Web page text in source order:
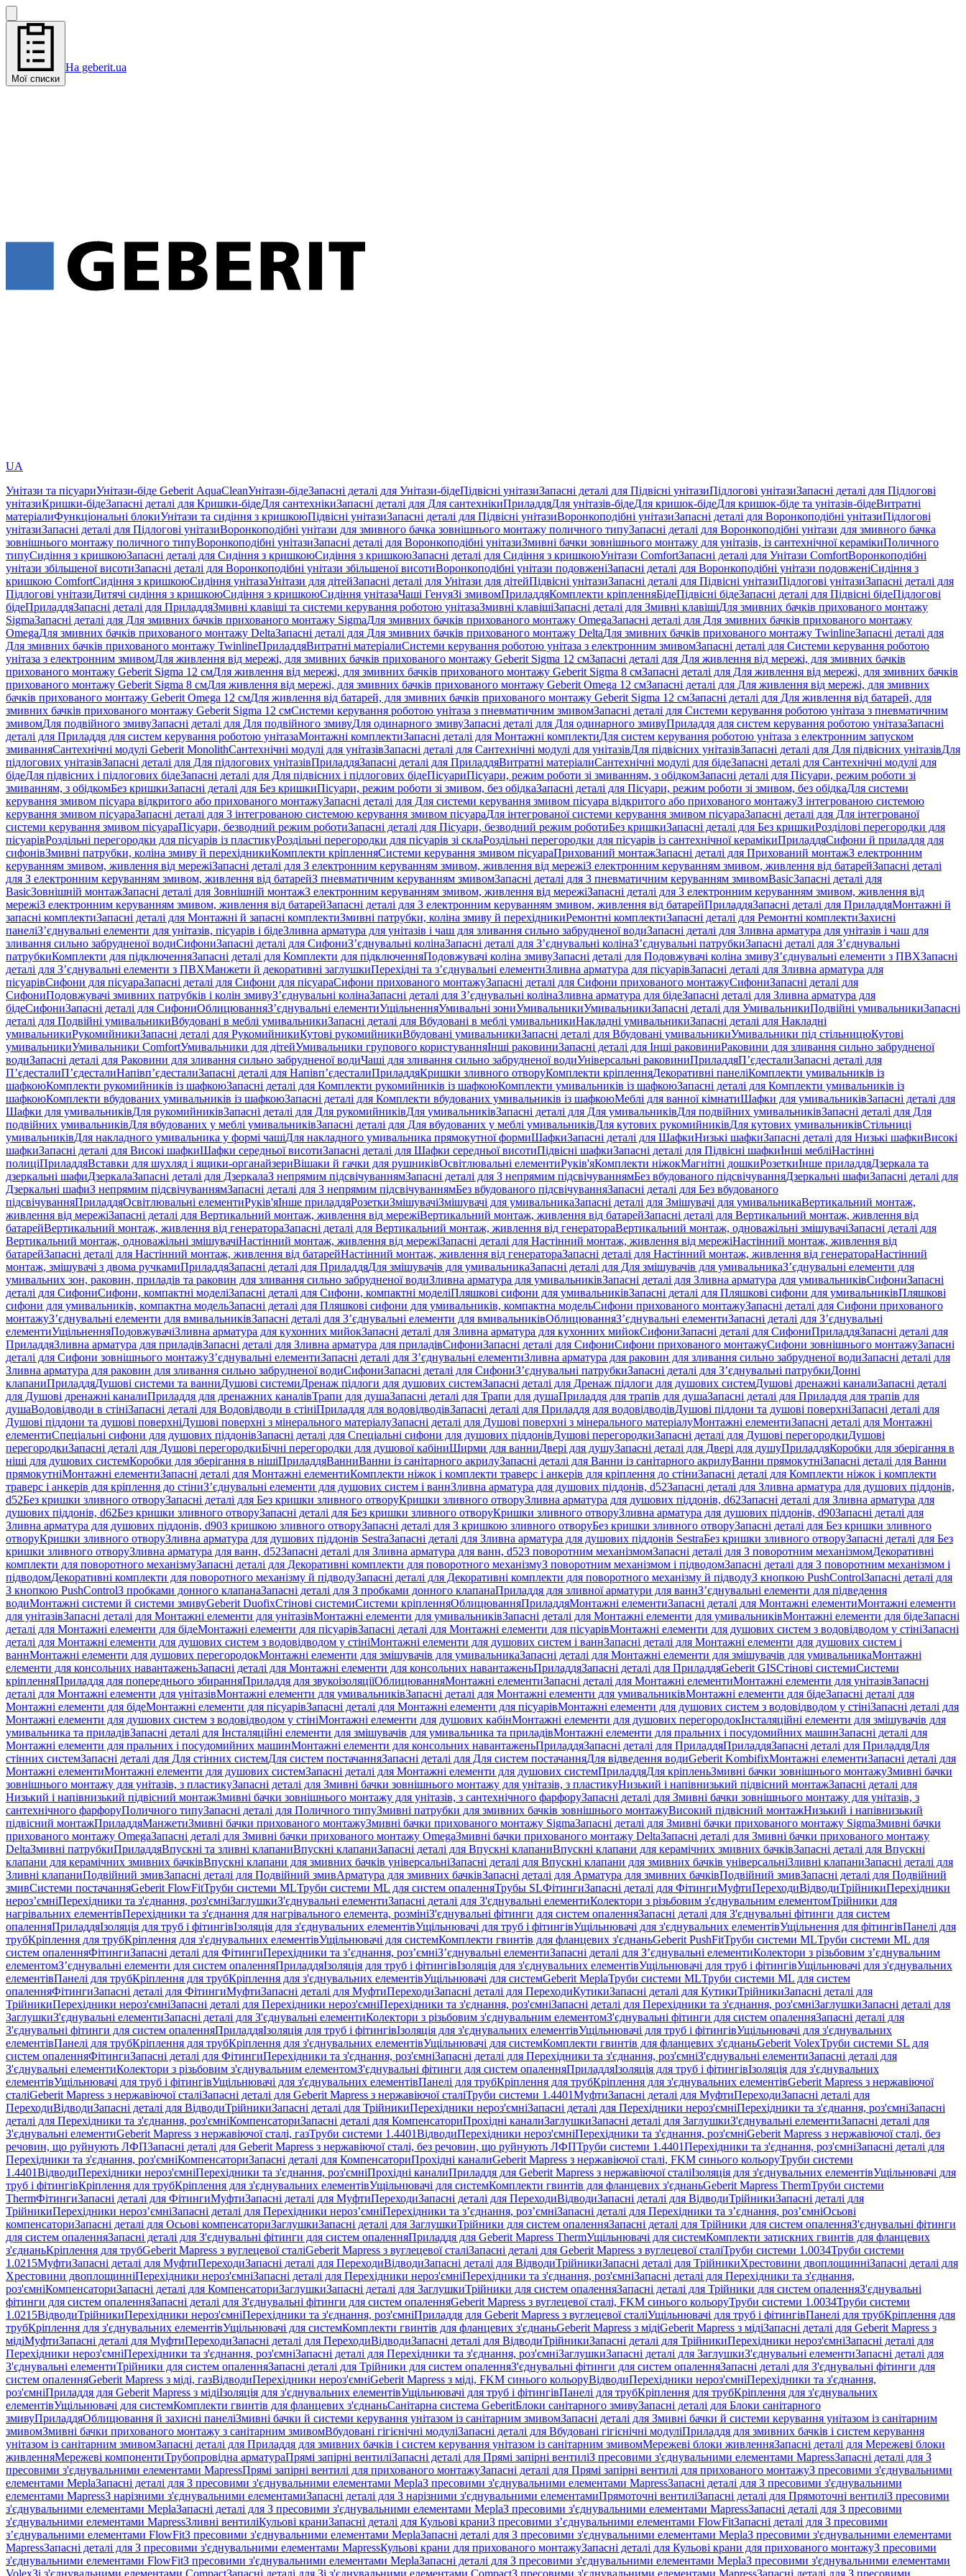
Мої списки
На geberit.ua
UA
Унітази та пісуариУнітази-біде Geberit AquaCleanУнітази-бідеЗапасні деталі для Унітази-бідеПідвісні унітазиЗапасні деталі для Підвісні унітазиПідлогові унітазиЗапасні деталі для Підлогові
унітазиКришки-бідеЗапасні деталі для Кришки-бідеДля сантехнікиЗапасні деталі для Для сантехнікиПриладдяДля унітазів-бідеДля кришок-бідеДля кришок-біде та унітазів-бідеВитратні
матеріалиФункціональні блокиУнітази та сидіння з кришкоюПідвісні унітазиЗапасні деталі для Підвісні унітазиВоронкоподібні унітазиЗапасні деталі для Воронкоподібні унітазиПідлогові
унітазиЗапасні деталі для Підлогові унітазиВоронкоподібні унітази для змивного бачка зовнішнього монтажу поличного типуЗапасні деталі для Воронкоподібні унітази для змивного бачка
зовнішнього монтажу поличного типуВоронкоподібні унітазиЗапасні деталі для Воронкоподібні унітазиЗмивні бачки зовнішнього монтажу для унітазів, із сантехнічної керамікиПоличного
типуСидіння з кришкоюЗапасні деталі для Сидіння з кришкоюСидіння з кришкоюЗапасні деталі для Сидіння з кришкоюУнітази ComfortЗапасні деталі для Унітази ComfortВоронкоподібні
унітази збільшеної висотиЗапасні деталі для Воронкоподібні унітази збільшеної висотиВоронкоподібні унітази подовженіЗапасні деталі для Воронкоподібні унітази подовженіСидіння з
кришкою ComfortСидіння з кришкоюСидіння унітазаУнітази для дітейЗапасні деталі для Унітази для дітейПідвісні унітазиЗапасні деталі для Підвісні унітазиПідлогові унітазиЗапасні деталі для
Підлогові унітазиДитячі сидіння з кришкоюСидіння з кришкоюСидіння унітазаЧаші ГенуяЗі змивомПриладдяКомплекти кріпленняБідеПідвісні бідеЗапасні деталі для Підвісні бідеПідлогові
бідеПриладдяЗапасні деталі для ПриладдяЗмивні клавіші та системи керування роботою унітазаЗмивні клавішіЗапасні деталі для Змивні клавішіДля змивних бачків прихованого монтажу
SigmaЗапасні деталі для Для змивних бачків прихованого монтажу SigmaДля змивних бачків прихованого монтажу OmegaЗапасні деталі для Для змивних бачків прихованого монтажу
OmegaДля змивних бачків прихованого монтажу DeltaЗапасні деталі для Для змивних бачків прихованого монтажу DeltaДля змивних бачків прихованого монтажу TwinlineЗапасні деталі для
Для змивних бачків прихованого монтажу TwinlineПриладдяВитратні матеріалиСистеми керування роботою унітаза з електронним змивомЗапасні деталі для Системи керування роботою
унітаза з електронним змивомДля живлення від мережі, для змивних бачків прихованого монтажу Geberit Sigma 12 смЗапасні деталі для Для живлення від мережі, для змивних бачків
прихованого монтажу Geberit Sigma 12 смДля живлення від мережі, для змивних бачків прихованого монтажу Geberit Sigma 8 смЗапасні деталі для Для живлення від мережі, для змивних бачків
прихованого монтажу Geberit Sigma 8 смДля живлення від мережі, для змивних бачків прихованого монтажу Geberit Omega 12 смЗапасні деталі для Для живлення від мережі, для змивних
бачків прихованого монтажу Geberit Omega 12 смДля живлення від батарей, для змивних бачків прихованого монтажу Geberit Sigma 12 смЗапасні деталі для Для живлення від батарей, для
змивних бачків прихованого монтажу Geberit Sigma 12 смСистеми керування роботою унітаза з пневматичним змивомЗапасні деталі для Системи керування роботою унітаза з пневматичним
змивомДля подвійного змивуЗапасні деталі для Для подвійного змивуДля одинарного змивуЗапасні деталі для Для одинарного змивуПриладдя для систем керування роботою унітазаЗапасні
деталі для Приладдя для систем керування роботою унітазаМонтажні комплектиЗапасні деталі для Монтажні комплектиДля систем керування роботою унітаза з електронним запуском
змиванняСантехнічні модулі Geberit MonolithСантехнічні модулі для унітазівЗапасні деталі для Сантехнічні модулі для унітазівДля підвісних унітазівЗапасні деталі для Для підвісних унітазівДля
підлогових унітазівЗапасні деталі для Для підлогових унітазівПриладдяЗапасні деталі для ПриладдяВитратні матеріалиСантехнічні модулі для бідеЗапасні деталі для Сантехнічні модулі для
бідеДля підвісних і підлогових бідеЗапасні деталі для Для підвісних і підлогових бідеПісуариПісуари, режим роботи зі змиванням, з обідкомЗапасні деталі для Пісуари, режим роботи зі
змиванням, з обідкомБез кришкиЗапасні деталі для Без кришкиПісуари, режим роботи зі змивом, без обідкаЗапасні деталі для Пісуари, режим роботи зі змивом, без обідкаДля системи
керування змивом пісуара відкритого або прихованого монтажуЗапасні деталі для Для системи керування змивом пісуара відкритого або прихованого монтажуЗ інтегрованою системою
керування змивом пісуараЗапасні деталі для З інтегрованою системою керування змивом пісуараДля інтегрованої системи керування змивом пісуараЗапасні деталі для Для інтегрованої
системи керування змивом пісуараПісуари, безводний режим роботиЗапасні деталі для Пісуари, безводний режим роботиБез кришкиЗапасні деталі для Без кришкиРозділові перегородки для
пісуарівРоздільні перегородки для пісуарів із пластикуРоздільні перегородки для пісуарів зі склаРоздільні перегородки для пісуарів із сантехнічної керамікиПриладдяСифони й приладдя для
сифонівЗмивні патрубки, коліна змиву й перехідникиКомплекти кріпленняСистеми керування змивом пісуараПрихований монтажЗапасні деталі для Прихований монтажЗ електронним
керуванням змивом, живлення від мережіЗапасні деталі для З електронним керуванням змивом, живлення від мережіЗ електронним керуванням змивом, живлення від батарейЗапасні деталі
для З електронним керуванням змивом, живлення від батарейЗ пневматичним керуванням змивомЗапасні деталі для З пневматичним керуванням змивомBasicЗапасні деталі для
BasicЗовнішній монтажЗапасні деталі для Зовнішній монтажЗ електронним керуванням змивом, живлення від мережіЗапасні деталі для З електронним керуванням змивом, живлення від
мережіЗ електронним керуванням змивом, живлення від батарейЗапасні деталі для З електронним керуванням змивом, живлення від батарейПриладдяЗапасні деталі для ПриладдяМонтажні й
запасні комплектиЗапасні деталі для Монтажні й запасні комплектиЗмивні патрубки, коліна змиву й перехідникиРемонтні комплектиЗапасні деталі для Ремонтні комплектиЗахисні
панеліЗ’єднувальні елементи для унітазів, пісуарів і бідеЗливна арматура для унітазів і чаш для зливання сильно забрудненої водиЗапасні деталі для Зливна арматура для унітазів і чаш для
зливання сильно забрудненої водиСифониЗапасні деталі для СифониЗ’єднувальні колінаЗапасні деталі для З’єднувальні колінаЗ’єднувальні патрубкиЗапасні деталі для З’єднувальні
патрубкиКомплекти для підключенняЗапасні деталі для Комплекти для підключенняПодовжувачі коліна змивуЗапасні деталі для Подовжувачі коліна змивуЗ’єднувальні елементи з ПВХЗапасні
деталі для З’єднувальні елементи з ПВХМанжети й декоративні заглушкиПерехідні та з’єднувальні елементиЗливна арматура для пісуарівЗапасні деталі для Зливна арматура для
пісуарівСифони для пісуараЗапасні деталі для Сифони для пісуараСифони прихованого монтажуЗапасні деталі для Сифони прихованого монтажуСифониЗапасні деталі для
СифониПодовжувачі змивних патрубків і колін змивуЗ’єднувальні колінаЗапасні деталі для З’єднувальні колінаЗливна арматура для бідеЗапасні деталі для Зливна арматура для
бідеСифониЗапасні деталі для СифониОблицюванняЗ’єднувальні елементиУщільненняУмивальні зониУмивальникиУмивальникиЗапасні деталі для УмивальникиПодвійні умивальникиЗапасні
деталі для Подвійні умивальникиВбудовані в меблі умивальникиЗапасні деталі для Вбудовані в меблі умивальникиНакладні умивальникиЗапасні деталі для Накладні
умивальникиРукомийникиЗапасні деталі для РукомийникиКутові рукомийникиВбудовані умивальникиЗапасні деталі для Вбудовані умивальникиУмивальники під стільницюКутові
умивальникиУмивальники ComfortУмивальники для дітейУмивальники групового користуванняІнші раковиниЗапасні деталі для Інші раковиниРаковини для зливання сильно забрудненої
водиЗапасні деталі для Раковини для зливання сильно забрудненої водиЧаші для зливання сильно забрудненої водиУніверсальні раковиниПриладдяП’єдесталиЗапасні деталі для
П’єдесталиП’єдесталиНапівп’єдесталиЗапасні деталі для Напівп’єдесталиПриладдяКришки зливного отворуКомплекти кріпленняДекоративні панеліКомплекти умивальників із
шафкоюКомплекти рукомийників із шафкоюЗапасні деталі для Комплекти рукомийників із шафкоюКомплекти умивальників із шафкоюЗапасні деталі для Комплекти умивальників із
шафкоюКомплекти вбудованих умивальників із шафкоюЗапасні деталі для Комплекти вбудованих умивальників із шафкоюМеблі для ванної кімнатиШафки для умивальниківЗапасні деталі для
Шафки для умивальниківДля рукомийниківЗапасні деталі для Для рукомийниківДля умивальниківЗапасні деталі для Для умивальниківДля подвійних умивальниківЗапасні деталі для Для
подвійних умивальниківДля вбудованих у меблі умивальниківЗапасні деталі для Для вбудованих у меблі умивальниківДля кутових рукомийниківДля кутових умивальниківСтільниці
умивальниківДля накладного умивальника у формі чашіДля накладного умивальника прямокутної формиШафкиЗапасні деталі для ШафкиНизькі шафкиЗапасні деталі для Низькі шафкиВисокі
шафкиЗапасні деталі для Високі шафкиШафки середньої висотиЗапасні деталі для Шафки середньої висотиПідвісні шафкиЗапасні деталі для Підвісні шафкиІнші мебліНастінні
полиціПриладдяВставки для шухляд і ящики-органайзериВішаки й гачки для рушниківОсвітлювальні елементиРуків'яКомплекти ніжокМагнітні дошкиРозеткиІнше приладдяДзеркала та
дзеркальні шафиДзеркалаЗапасні деталі для ДзеркалаЗ непрямим підсвічуваннямЗапасні деталі для З непрямим підсвічуваннямБез вбудованого підсвічуванняДзеркальні шафиЗапасні деталі для
Дзеркальні шафиЗ непрямим підсвічуваннямЗапасні деталі для З непрямим підсвічуваннямБез вбудованого підсвічуванняЗапасні деталі для Без вбудованого
підсвічуванняПриладдяОсвітлювальні елементиРуків'яІнше приладдяРозеткиЗмішувачіЗмішувачі для умивальникаЗапасні деталі для Змішувачі для умивальникаВертикальний монтаж,
живлення від мережіЗапасні деталі для Вертикальний монтаж, живлення від мережіВертикальний монтаж, живлення від батарейЗапасні деталі для Вертикальний монтаж, живлення від
батарейВертикальний монтаж, живлення від генератораЗапасні деталі для Вертикальний монтаж, живлення від генератораВертикальний монтаж, одноважільні змішувачіЗапасні деталі для
Вертикальний монтаж, одноважільні змішувачіНастінний монтаж, живлення від мережіЗапасні деталі для Настінний монтаж, живлення від мережіНастінний монтаж, живлення від
батарейЗапасні деталі для Настінний монтаж, живлення від батарейНастінний монтаж, живлення від генератораЗапасні деталі для Настінний монтаж, живлення від генератораНастінний
монтаж, змішувачі з двома ручкамиПриладдяЗапасні деталі для ПриладдяДля змішувачів для умивальникаЗапасні деталі для Для змішувачів для умивальникаЗ’єднувальні елементи для
умивальних зон, раковин, приладів та раковин для зливання сильно забрудненої водиЗливна арматура для умивальниківЗапасні деталі для Зливна арматура для умивальниківСифониЗапасні
деталі для СифониСифони, компактні моделіЗапасні деталі для Сифони, компактні моделіПляшкові сифони для умивальниківЗапасні деталі для Пляшкові сифони для умивальниківПляшкові
сифони для умивальників, компактна модельЗапасні деталі для Пляшкові сифони для умивальників, компактна модельСифони прихованого монтажуЗапасні деталі для Сифони прихованого
монтажуЗ’єднувальні елементи для вмивальниківЗапасні деталі для З’єднувальні елементи для вмивальниківОблицюванняЗ’єднувальні елементиЗапасні деталі для З’єднувальні
елементиУщільненняПодовжувачіЗливна арматура для кухонних мийокЗапасні деталі для Зливна арматура для кухонних мийокСифониЗапасні деталі для СифониПриладдяЗапасні деталі для
ПриладдяЗливна арматура для приладівЗапасні деталі для Зливна арматура для приладівСифониЗапасні деталі для СифониСифони прихованого монтажуСифони зовнішнього монтажуЗапасні
деталі для Сифони зовнішнього монтажуЗ’єднувальні елементиЗапасні деталі для З’єднувальні елементиЗливна арматура для раковин для зливання сильно забрудненої водиЗапасні деталі для
Зливна арматура для раковин для зливання сильно забрудненої водиСифониЗапасні деталі для СифониЗ’єднувальні патрубкиЗапасні деталі для З’єднувальні патрубкиДонні
клапаниПриладдяДушові системи та ванниДушові системиДренаж підлоги для душових системЗапасні деталі для Дренаж підлоги для душових системДушові дренажні каналиЗапасні деталі
для Душові дренажні каналиПриладдя для дренажних каналівТрапи для душаЗапасні деталі для Трапи для душаПриладдя для трапів для душаЗапасні деталі для Приладдя для трапів для
душаВодовідводи в стініЗапасні деталі для Водовідводи в стініПриладдя для водовідводівЗапасні деталі для Приладдя для водовідводівДушові піддони та душові поверхніЗапасні деталі для
Душові піддони та душові поверхніДушові поверхні з мінерального матеріалуЗапасні деталі для Душові поверхні з мінерального матеріалуМонтажні елементиЗапасні деталі для Монтажні
елементиСпеціальні сифони для душових піддонівЗапасні деталі для Спеціальні сифони для душових піддонівДушові перегородкиЗапасні деталі для Душові перегородкиДушові
перегородкиЗапасні деталі для Душові перегородкиБічні перегородки для душової кабіниШирми для ванниДвері для душуЗапасні деталі для Двері для душуПриладдяКоробки для зберігання в
ніші для душових системКоробки для зберігання в нішіПриладдяВанниВанни із санітарного акрилуЗапасні деталі для Ванни із санітарного акрилуВанни прямокутніЗапасні деталі для Ванни
прямокутніМонтажні елементиЗапасні деталі для Монтажні елементиКомплекти ніжок і комплекти траверс і анкерів для кріплення до стіниЗапасні деталі для Комплекти ніжок і комплекти
траверс і анкерів для кріплення до стіниЗ’єднувальні елементи для душових систем і ваннЗливна арматура для душових піддонів, d52Запасні деталі для Зливна арматура для душових піддонів,
d52Без кришки зливного отворуЗапасні деталі для Без кришки зливного отворуКришки зливного отворуЗливна арматура для душових піддонів, d62Запасні деталі для Зливна арматура для
душових піддонів, d62Без кришки зливного отворуЗапасні деталі для Без кришки зливного отворуКришки зливного отворуЗливна арматура для душових піддонів, d90Запасні деталі для
Зливна арматура для душових піддонів, d90З кришкою зливного отворуЗапасні деталі для З кришкою зливного отворуБез кришки зливного отворуЗапасні деталі для Без кришки зливного
отворуКришки зливного отворуЗливна арматура для душових піддонів SestraЗапасні деталі для Зливна арматура для душових піддонів SestraБез кришки зливного отворуЗапасні деталі для Без
кришки зливного отворуЗливна арматура для ванн, d52Запасні деталі для Зливна арматура для ванн, d52З поворотним механізмомЗапасні деталі для З поворотним механізмомДекоративні
комплекти для поворотного механізмуЗапасні деталі для Декоративні комплекти для поворотного механізмуЗ поворотним механізмом і підводомЗапасні деталі для З поворотним механізмом і
підводомДекоративні комплекти для поворотного механізму й підводуЗапасні деталі для Декоративні комплекти для поворотного механізму й підводуЗ кнопкою PushControlЗапасні деталі для
З кнопкою PushControlЗ пробками донного клапанаЗапасні деталі для З пробками донного клапанаПриладдя для зливної арматури для ваннЗ’єднувальні елементи для підведення
водиМонтажні системи й системи змивуGeberit DuofixСтінові системиСистеми кріпленняОблицюванняПриладдяМонтажні елементиЗапасні деталі для Монтажні елементиМонтажні елементи
для унітазівЗапасні деталі для Монтажні елементи для унітазівМонтажні елементи для умивальниківЗапасні деталі для Монтажні елементи для умивальниківМонтажні елементи для бідеЗапасні
деталі для Монтажні елементи для бідеМонтажні елементи для пісуарівЗапасні деталі для Монтажні елементи для пісуарівМонтажні елементи для душових систем з водовідводом у стініЗапасні
деталі для Монтажні елементи для душових систем з водовідводом у стініМонтажні елементи для душових систем і ваннЗапасні деталі для Монтажні елементи для душових систем і
ваннМонтажні елементи для душових перегородокМонтажні елементи для змішувачів для умивальникаЗапасні деталі для Монтажні елементи для змішувачів для умивальникаМонтажні
елементи для консольних навантаженьЗапасні деталі для Монтажні елементи для консольних навантаженьПриладдяЗапасні деталі для ПриладдяGeberit GISСтінові системиСистеми
кріпленняПриладдя для попереднього збиранняПриладдя для звукоізоляціїОблицюванняМонтажні елементиЗапасні деталі для Монтажні елементиМонтажні елементи для унітазівЗапасні
деталі для Монтажні елементи для унітазівМонтажні елементи для умивальниківЗапасні деталі для Монтажні елементи для умивальниківМонтажні елементи для бідеЗапасні деталі для
Монтажні елементи для бідеМонтажні елементи для пісуарівЗапасні деталі для Монтажні елементи для пісуарівМонтажні елементи для душових систем з водовідводом у стініЗапасні деталі для
Монтажні елементи для душових систем з водовідводом у стініМонтажні елементи для душових кабінМонтажні елементи для душових перегородокІнсталяційні елементи для змішувачів для
умивальника та приладівЗапасні деталі для Інсталяційні елементи для змішувачів для умивальника та приладівМонтажні елементи для пральних і посудомийних машинЗапасні деталі для
Монтажні елементи для пральних і посудомийних машинМонтажні елементи для консольних навантаженьПриладдяЗапасні деталі для ПриладдяПриладдяЗапасні деталі для ПриладдяДля
стінних системЗапасні деталі для Для стінних системДля систем постачанняЗапасні деталі для Для систем постачанняДля відведення водиGeberit KombifixМонтажні елементиЗапасні деталі для
Монтажні елементиМонтажні елементи для душових системЗапасні деталі для Монтажні елементи для душових системПриладдяДля кріпленьЗмивні бачки зовнішнього монтажуЗмивні бачки
зовнішнього монтажу для унітазів, з пластикуЗапасні деталі для Змивні бачки зовнішнього монтажу для унітазів, з пластикуНизький і напівнизький підвісний монтажЗапасні деталі для
Низький і напівнизький підвісний монтажЗмивні бачки зовнішнього монтажу для унітазів, з сантехнічного фарфоруЗапасні деталі для Змивні бачки зовнішнього монтажу для унітазів, з
сантехнічного фарфоруПоличного типуЗапасні деталі для Поличного типуЗмивні патрубки для змивних бачків зовнішнього монтажуВисокий підвісний монтажНизький і напівнизький
підвісний монтажПриладдяМанжетиЗмивні бачки прихованого монтажуЗмивні бачки прихованого монтажу SigmaЗапасні деталі для Змивні бачки прихованого монтажу SigmaЗмивні бачки
прихованого монтажу OmegaЗапасні деталі для Змивні бачки прихованого монтажу OmegaЗмивні бачки прихованого монтажу DeltaЗапасні деталі для Змивні бачки прихованого монтажу
DeltaЗмивні патрубкиПриладдяВпускні та зливні клапаниВпускні клапаниЗапасні деталі для Впускні клапаниВпускні клапани для керамічних змивних бачківЗапасні деталі для Впускні
клапани для керамічних змивних бачківВпускні клапани для змивних бачків універсальніЗапасні деталі для Впускні клапани для змивних бачків універсальніЗливні клапаниЗапасні деталі для
Зливні клапаниПодвійний змивЗапасні деталі для Подвійний змивАрматура для змивних бачкiвЗапасні деталі для Арматура для змивних бачкiвПодвійний змивЗапасні деталі для Подвійний
змивСистеми постачанняGeberit FlowFitТруби системи MLТруби системи ML для систем опаленняТрубы SLФітингиЗапасні деталі для ФітингиМуфтиПереходиВідводиТрійникиПерехідники
нероз’ємніПерехідники та з'єднання, роз'ємніЗаглушкиЗ'єднувальні елементиЗапасні деталі для З'єднувальні елементиКолектори з різьбовим з'єднувальним елементомТрійники для
нагрівальних елементівПерехідники та з'єднання для нагрівального елемента, розмініЗ'єднувальні фітинги для систем опаленняЗапасні деталі для З'єднувальні фітинги для систем
опаленняПриладдяІзоляція для труб і фітингівІзоляція для з'єднувальних елементівУщільнювачі для труб і фітингівУщільнювачі для з'єднувальних елементівУщільнення для фітингівПанелі для
трубКріплення для трубКріплення для з'єднувальних елементівУщільнювачі для системКомплекти гвинтів для фланцевих з'єднаньGeberit PushFitТруби системи MLТруби системи ML для
систем опаленняФітингиЗапасні деталі для ФітингиПерехідники та з’єднання, роз’ємніЗ’єднувальні елементиЗапасні деталі для З’єднувальні елементиКолектори з різьбовим з’єднувальним
елементомЗ’єднувальні елементи для систем опаленняПриладдяІзоляція для труб і фітингівІзоляція для з'єднувальних елементівУщільнювачі для труб і фітингівУщільнювачі для з'єднувальних
елементівПанелі для трубКріплення для трубКріплення для з'єднувальних елементівУщільнювачі для системGeberit MeplaТруби системи MLТруби системи ML для систем
опаленняФітингиЗапасні деталі для ФітингиМуфтиЗапасні деталі для МуфтиПереходиЗапасні деталі для ПереходиКутикиЗапасні деталі для КутикиТрійникиЗапасні деталі для
ТрійникиПерехідники нероз'ємніЗапасні деталі для Перехідники нероз'ємніПерехідники та з'єднання, роз'ємніЗапасні деталі для Перехідники та з'єднання, роз'ємніЗаглушкиЗапасні деталі для
ЗаглушкиЗ'єднувальні елементиЗапасні деталі для З'єднувальні елементиКолектори з різьбовим з'єднувальним елементомЗ'єднувальні фітинги для систем опаленняЗапасні деталі для
З'єднувальні фітинги для систем опаленняПриладдяІзоляція для труб і фітингівІзоляція для з'єднувальних елементівУщільнювачі для труб і фітингівУщільнювачі для з'єднувальних
елементівПанелі для трубКріплення для трубКріплення для з'єднувальних елементівУщільнювачі для системКомплекти гвинтів для фланцевих з'єднаньGeberit VolexТруби системи SL для
систем опаленняФітингиЗапасні деталі для ФітингиПерехідники та з'єднання, роз'ємніЗапасні деталі для Перехідники та з'єднання, роз'ємніЗ'єднувальні елементиЗапасні деталі для
З'єднувальні елементиКолектори з різьбовим з'єднувальним елементомЗ'єднувальні фітинги для систем опаленняПриладдяІзоляція для труб і фітингівІзоляція для з'єднувальних
елементівУщільнювачі для труб і фітингівУщільнювачі для з'єднувальних елементівПанелі для трубКріплення для трубКріплення для з'єднувальних елементівGeberit Mapress з нержавіючої
сталіGeberit Mapress з нержавіючої сталіЗапасні деталі для Geberit Mapress з нержавіючої сталіТруби системи 1.4401МуфтиЗапасні деталі для МуфтиПереходиЗапасні деталі для
ПереходиВідводиЗапасні деталі для ВідводиТрійникиЗапасні деталі для ТрійникиПерехідники нероз'ємніЗапасні деталі для Перехідники нероз'ємніПерехідники та з'єднання, роз'ємніЗапасні
деталі для Перехідники та з'єднання, роз'ємніКомпенсаториЗапасні деталі для КомпенсаториПрохідні каналиЗаглушкиЗапасні деталі для ЗаглушкиЗ'єднувальні елементиЗапасні деталі для
З'єднувальні елементиGeberit Mapress з нержавіючої сталі, газТруби системи 1.4401ВідводиПерехідники нероз'ємніПерехідники та з'єднання, роз'ємніGeberit Mapress з нержавіючої сталі, без
речовин, що руйнують ЛФПЗапасні деталі для Geberit Mapress з нержавіючої сталі, без речовин, що руйнують ЛФПТруби системи 1.4401Перехідники та з'єднання, роз'ємніЗапасні деталі для
Перехідники та з'єднання, роз'ємніКомпенсаториЗапасні деталі для КомпенсаториПрохідні каналиGeberit Mapress з нержавіючої сталі, FKM синього кольоруТруби системи
1.4401ВідводиПерехідники нероз'ємніПерехідники та з'єднання, роз'ємніПрохідні каналиПриладдя для Geberit Mapress з нержавіючої сталіІзоляція для з'єднувальних елементівУщільнювачі для
труб і фітингівКріплення для трубКріплення для з'єднувальних елементівУщільнювачі для системКомплекти гвинтів для фланцевих з'єднаньGeberit Mapress ThermТруби системи
ThermФітингиЗапасні деталі для ФітингиМуфтиЗапасні деталі для МуфтиПереходиЗапасні деталі для ПереходиВідводиЗапасні деталі для ВідводиТрійникиЗапасні деталі для
ТрійникиПерехідники нероз’ємніЗапасні деталі для Перехідники нероз’ємніПерехідники та з’єднання, роз’ємніЗапасні деталі для Перехідники та з’єднання, роз’ємніОсьові
компенсаториЗапасні деталі для Осьові компенсаториЗаглушкиЗапасні деталі для ЗаглушкиТрійники для систем опаленняЗапасні деталі для Трійники для систем опаленняЗ'єднувальні фітинги
для систем опаленняЗапасні деталі для З'єднувальні фітинги для систем опаленняПриладдя для Geberit Mapress ThermУщільнювачі для системКомплекти затискних гвинтів для фланцевих
з'єднаньКріплення для трубGeberit Mapress з вуглецевої сталіGeberit Mapress з вуглецевої сталіЗапасні деталі для Geberit Mapress з вуглецевої сталіТруби системи 1.0034Труби системи
1.0215МуфтиЗапасні деталі для МуфтиПереходиЗапасні деталі для ПереходиВідводиЗапасні деталі для ВідводиТрійникиЗапасні деталі для ТрійникиХрестовини двоплощинніЗапасні деталі для
Хрестовини двоплощинніПерехідники нероз'ємніЗапасні деталі для Перехідники нероз'ємніПерехідники та з'єднання, роз'ємніЗапасні деталі для Перехідники та з'єднання,
роз'ємніКомпенсаториЗапасні деталі для КомпенсаториЗаглушкиЗапасні деталі для ЗаглушкиТрійники для систем опаленняЗапасні деталі для Трійники для систем опаленняЗ'єднувальні
фітинги для систем опаленняЗапасні деталі для З'єднувальні фітинги для систем опаленняGeberit Mapress з вуглецевої сталі, FKM синього кольоруТруби системи 1.0034Труби системи
1.0215ВідводиТрійникиПерехідники нероз'ємніПерехідники та з'єднання, роз'ємніПриладдя для Geberit Mapress з вуглецевої сталіУщільнювачі для труб і фітингівПанелі для трубКріплення для
трубКріплення для з'єднувальних елементівУщільнювачі для системКомплекти гвинтів для фланцевих з'єднаньGeberit Mapress з мідіGeberit Mapress з мідіЗапасні деталі для Geberit Mapress з
мідіМуфтиЗапасні деталі для МуфтиПереходиЗапасні деталі для ПереходиВідводиЗапасні деталі для ВідводиТрійникиЗапасні деталі для ТрійникиПерехідники нероз'ємніЗапасні деталі для
Перехідники нероз'ємніПерехідники та з'єднання, роз'ємніЗапасні деталі для Перехідники та з'єднання, роз'ємніЗаглушкиЗапасні деталі для ЗаглушкиЗ'єднувальні елементиЗапасні деталі для
З'єднувальні елементиТрійники для систем опаленняЗапасні деталі для Трійники для систем опаленняЗ'єднувальні фітинги для систем опаленняЗапасні деталі для З'єднувальні фітинги для
систем опаленняGeberit Mapress з міді, газВідводиПерехідники нероз'ємніGeberit Mapress з міді, FKM синього кольоруВідводиПерехідники нероз'ємніПерехідники та з'єднання,
роз'ємніПриладдя для Geberit Mapress з мідіІзоляція для з'єднувальних елементівУщільнювачі для труб і фітингівПанелі для трубКріплення для трубКріплення для з'єднувальних
елементівУщільнювачі для системКомплекти гвинтів для фланцевих з'єднаньСанітарна система GeberitБлоки санітарного змивуЗапасні деталі для Блоки санітарного
змивуПриладдяОблицювання й захисні панеліЗмивні бачки й системи керування унітазом із санітарним змивомЗапасні деталі для Змивні бачки й системи керування унітазом із санітарним
змивомЗмивні бачки прихованого монтажу з санітарним змивомВбудовані гігієнічні модуліЗапасні деталі для Вбудовані гігієнічні модуліПриладдя для змивних бачків і систем керування
унітазом із санітарним змивомЗапасні деталі для Приладдя для змивних бачків і систем керування унітазом із санітарним змивомМережеві блоки живленняЗапасні деталі для Мережеві блоки
живленняМережеві компонентиТрубопровідна арматураПрямі запірні вентиліЗапасні деталі для Прямі запірні вентиліЗ пресовими з'єднувальними елементами MapressЗапасні деталі для З
пресовими з'єднувальними елементами MapressПрямі запірні вентилі для прихованого монтажуЗапасні деталі для Прямі запірні вентилі для прихованого монтажуЗ пресовими з'єднувальними
елементами MeplaЗапасні деталі для З пресовими з'єднувальними елементами MeplaЗ пресовими з'єднувальними елементами MapressЗапасні деталі для З пресовими з'єднувальними
елементами MapressЗ нарізними з'єднувальними елементамиЗапасні деталі для З нарізними з'єднувальними елементамиПрямоточні вентиліЗапасні деталі для Прямоточні вентиліЗ пресовими
з'єднувальними елементами MeplaЗапасні деталі для З пресовими з'єднувальними елементами MeplaЗ пресовими з'єднувальними елементами MapressЗапасні деталі для З пресовими
з'єднувальними елементами MapressЗливні вентиліКульові краниЗапасні деталі для Кульові краниЗ пресовими з’єднувальними елементами FlowFitЗапасні деталі для З пресовими
з’єднувальними елементами FlowFitЗ пресовими з'єднувальними елементами MeplaЗапасні деталі для З пресовими з'єднувальними елементами MeplaЗ пресовими з'єднувальними елементами
MapressЗапасні деталі для З пресовими з'єднувальними елементами MapressКульові крани для прихованого монтажуЗапасні деталі для Кульові крани для прихованого монтажуЗ пресовими
з'єднувальними елементами FlowFitЗ пресовими з'єднувальними елементами MeplaЗапасні деталі для З пресовими з'єднувальними елементами MeplaЗ пресовими з'єднувальними елементами
VolexЗі з'єднувальними елементами CompactЗапасні деталі для Зі з'єднувальними елементами CompactЗ пресовими з'єднувальними елементами MapressЗапасні деталі для З пресовими